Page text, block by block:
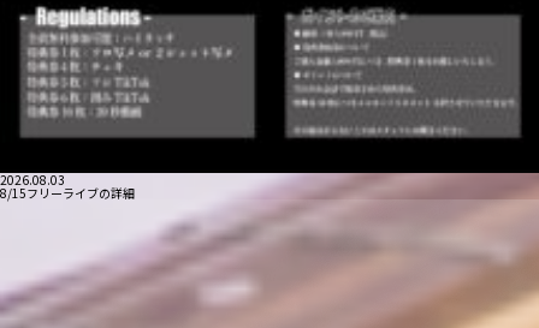
2026.08.03
8/15フリーライブの詳細